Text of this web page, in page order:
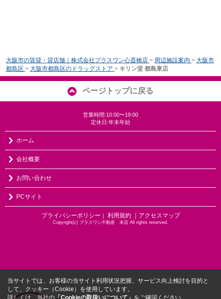
大阪市の賃貸・貸店舗｜株式会社プラスワン心斎橋店 > 周辺施設案内 > 大阪市
都島区 > 大阪市都島区のドラッグストア > キリン堂 都島東店
ページトップに戻る
営業時間:10:00〜19:00
定休日:年末年始
ホーム
会社概要
お問い合わせ
PCサイト
プライバシーポリシー ｜ 利用規約 ｜アクセスマップ
Copyright(c) プラスワン不動産 本店 All rights reserved.
当サイトでは、お客様の当サイト利用状況把握、サービス向上検討を目的と
して、クッキー（Cookie）を使用しています。
詳しくは、当社の 「Cookieの取扱いについて」 をご確認ください。